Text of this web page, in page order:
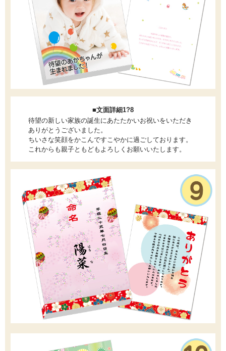
■文面詳細1?8
待望の新しい家族の誕生にあたたかいお祝いをいただき
ありがとうございました。
ちいさな笑顔をかこんですこやかに過ごしております。
これからも親子ともどもよろしくお願いいたします。